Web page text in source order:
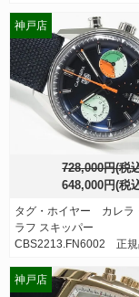
728,000円(税
648,000円(税
タグ・ホイヤー カレラ
ラフ スキッパー
CBS2213.FN6002 正規
神戸店
神戸店